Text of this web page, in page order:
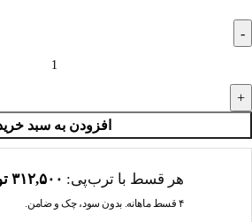
افزودن به سبد
هر قسط با ترب‌پی: ۳۱۲,۵۰۰
۴ قسط ماهانه. بدون سود، چک و ضامن.